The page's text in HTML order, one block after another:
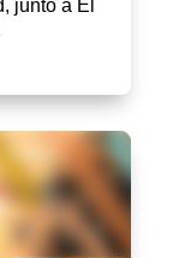
junto a El